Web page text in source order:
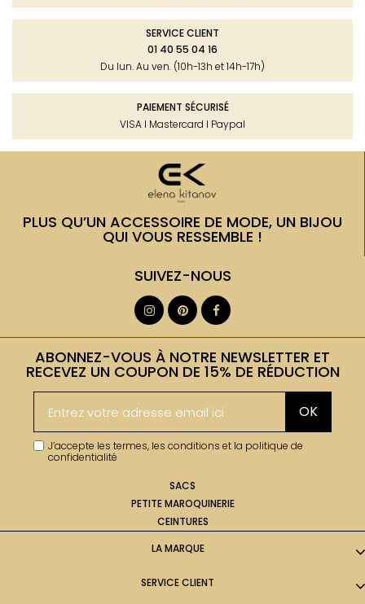
SERVICE CLIENT
01 40 55 04 16
Du lun. Au ven. (10h-13h et 14h-17h)
PAIEMENT SÉCURISÉ
VISA I Mastercard I Paypal
PLUS QU’UN ACCESSOIRE DE MODE, UN BIJOU
QUI VOUS RESSEMBLE !
SUIVEZ-NOUS
ABONNEZ-VOUS À NOTRE NEWSLETTER ET
RECEVEZ UN COUPON DE 15% DE RÉDUCTION
OK
J’accepte les termes, les conditions et la politique de
confidentialité
SACS
PETITE MAROQUINERIE
CEINTURES
LA MARQUE
SERVICE CLIENT